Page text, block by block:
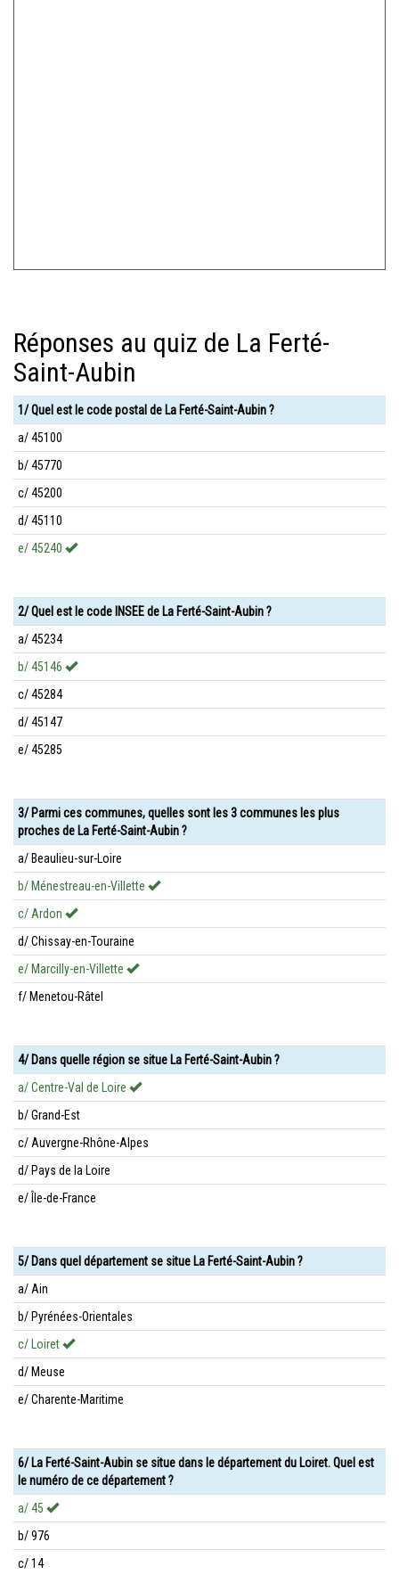
Réponses au quiz de La Ferté-
Saint-Aubin
1/ Quel est le code postal de La Ferté-Saint-Aubin ?
a/ 45100
b/ 45770
c/ 45200
d/ 45110
e/ 45240
2/ Quel est le code INSEE de La Ferté-Saint-Aubin ?
a/ 45234
b/ 45146
c/ 45284
d/ 45147
e/ 45285
3/ Parmi ces communes, quelles sont les 3 communes les plus
proches de La Ferté-Saint-Aubin ?
a/ Beaulieu-sur-Loire
b/ Ménestreau-en-Villette
c/ Ardon
d/ Chissay-en-Touraine
e/ Marcilly-en-Villette
f/ Menetou-Râtel
4/ Dans quelle région se situe La Ferté-Saint-Aubin ?
a/ Centre-Val de Loire
b/ Grand-Est
c/ Auvergne-Rhône-Alpes
d/ Pays de la Loire
e/ Île-de-France
5/ Dans quel département se situe La Ferté-Saint-Aubin ?
a/ Ain
b/ Pyrénées-Orientales
c/ Loiret
d/ Meuse
e/ Charente-Maritime
6/ La Ferté-Saint-Aubin se situe dans le département du Loiret. Quel est
le numéro de ce département ?
a/ 45
b/ 976
c/ 14